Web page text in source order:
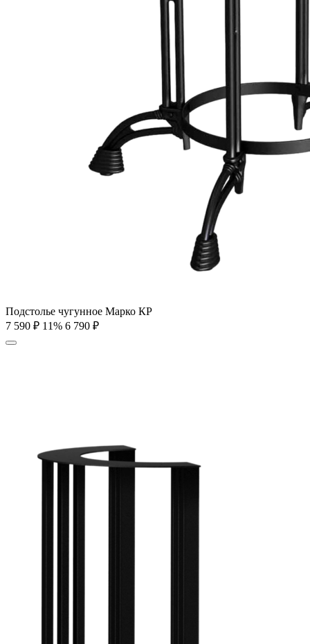
Подстолье чугунное Марко КР
7 590 ₽ 11% 6 790 ₽